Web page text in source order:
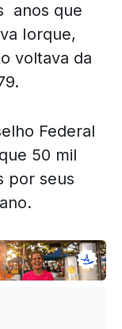
anos que
Iorque,
voltava da
Federal
50 mil
por seus